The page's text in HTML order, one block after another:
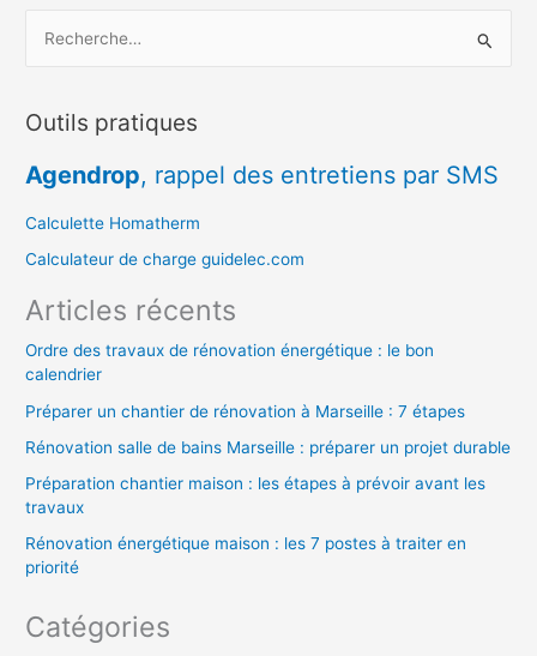
h
r
c
h
r
:
Outils pratiques
Agendrop, rappel des entretiens par SMS
Calculette Homatherm
Calculateur de charge guidelec.com
Articles récents
Ordre des travaux de rénovation énergétique : le bon
calendrier
Préparer un chantier de rénovation à Marseille : 7 étapes
Rénovation salle de bains Marseille : préparer un projet durable
Préparation chantier maison : les étapes à prévoir avant les
travaux
Rénovation énergétique maison : les 7 postes à traiter en
priorité
Catégories